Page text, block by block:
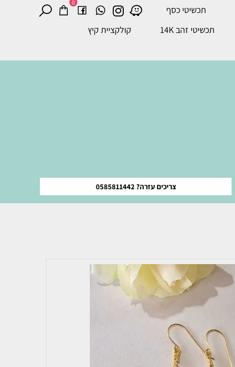
צריכים עזרה? 0585811442
0
תכשיטי כסף
תכשיטי זהב 14K
קולקציית קיץ